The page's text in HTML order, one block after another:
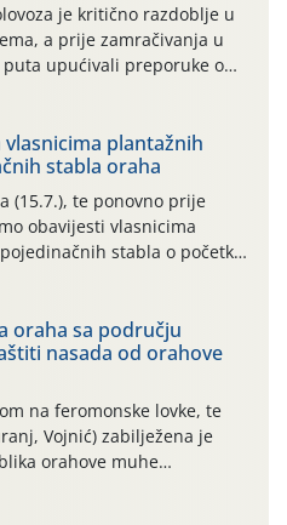
je kritično razdoblje u
a prije zamračivanja u
upućivali preporuke o
krizantema od najčešćih
fagnih grinja (23.7., 14.7.,
je zabilježeno je
meteorološko razdoblje, uz
plantažnih
stabla oraha
(15.7.), te ponovno prije
obavijesti vlasnicima
stabla o početku
suzbijanja
Već dvanaest dana
udar”, koji naročito
05.8.), jer najviše
[…]
oraha sa području
nasada od orahove
na feromonske lovke, te
Vojnić) zabilježena je
orahove muhe
brojnost može se objasniti
nasadima s vrlo malim